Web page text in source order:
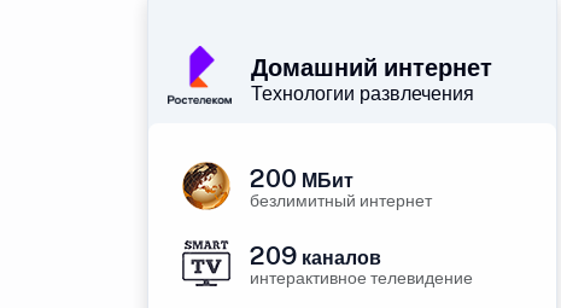
Домашний интернет
Технологии развлечения
200 МБит
безлимитный интернет
209 каналов
интерактивное телевидение